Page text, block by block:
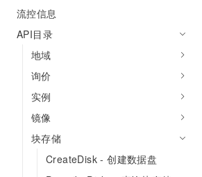
流控信息
API目录
地域
询价
实例
镜像
块存储
CreateDisk - 创建数据盘
计算
容器
网络与CDN
安全
中间件
互联网应用开发
大数据
安全
网络